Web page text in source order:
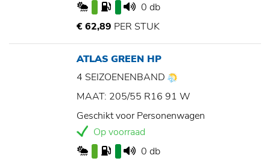
0 db
€ 62,89 PER STUK
ATLAS GREEN HP
4 SEIZOENENBAND
MAAT: 205/55 R16 91 W
Geschikt voor Personenwagen
Op voorraad
0 db